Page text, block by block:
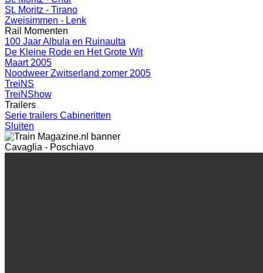
St. Moritz - Tirano
Zweisimmen - Lenk
Rail Momenten
100 Jaar Albula en Ruinaulta
De Kleine Rode en Het Grote Wit
Maart 2005
Noodweer Zwitserland zomer 2005
TreiNS
TreiNShow
Trailers
Serie trailers Cabineritten
Sluiten
Cavaglia - Poschiavo